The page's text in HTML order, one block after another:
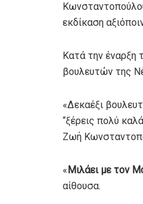
εκδίκαση
Κατά την έναρξη
βουλευτών της
«Δεκαέξι
“ξέρεις πολύ
Ζωή
« Μιλάει με τον
αίθουσα.